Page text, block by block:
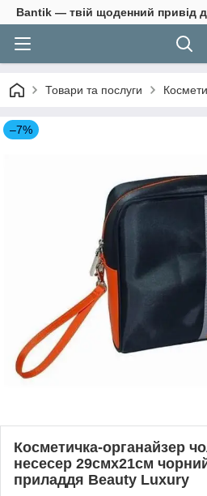
Bantik — твій щоденний привід
Товари та послуги
–7%
Косметичка-органайзер
несесер 29смх21см
приладдя Beauty Luxury